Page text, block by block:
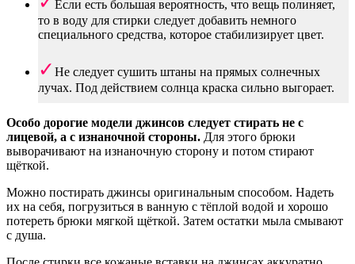
Если есть большая вероятность, что вещь полиняет,
то в воду для стирки следует добавить немного
специального средства, которое стабилизирует цвет.
Не следует сушить штаны на прямых солнечных
лучах. Под действием солнца краска сильно выгорает.
Особо дорогие модели джинсов следует стирать не с
лицевой, а с изнаночной стороны. Для этого брюки
выворачивают на изнаночную сторону и потом стирают
щёткой.
Можно постирать джинсы оригинальным способом. Надеть
их на себя, погрузиться в ванную с тёплой водой и хорошо
потереть брюки мягкой щёткой. Затем остатки мыла смывают
с душа.